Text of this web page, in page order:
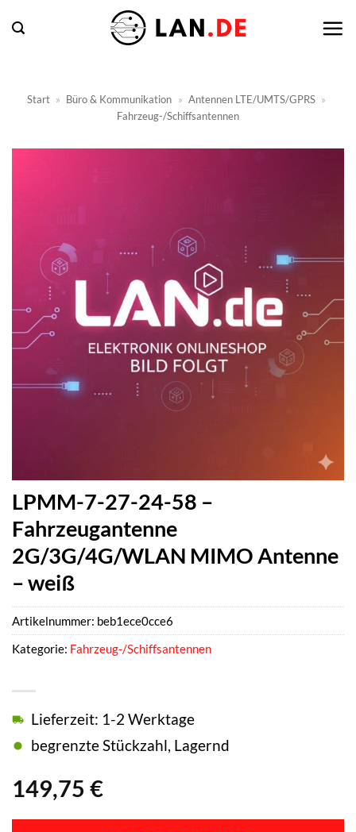
Inhalt
Start » Büro & Kommunikation » Antennen LTE/UMTS/GPRS »
Fahrzeug-/Schiffsantennen
LPMM-7-27-24-58 –
Fahrzeugantenne
2G/3G/4G/WLAN MIMO Antenne
– weiß
149,75 €
Lieferzeit: 1-2 Werktage
begrenzte Stückzahl, Lagernd
Artikelnummer: beb1ece0cce6
Kategorie: Fahrzeug-/Schiffsantennen